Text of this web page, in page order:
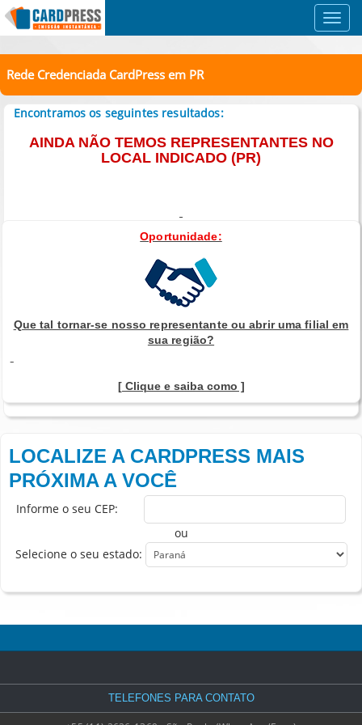
Rede Credenciada CardPress em PR
Encontramos os seguintes resultados:
AINDA NÃO TEMOS REPRESENTANTES NO
LOCAL INDICADO (PR)
Oportunidade:
Que tal tornar-se nosso representante ou abrir uma filial em
sua região?
[ Clique e saiba como ]
LOCALIZE A CARDPRESS MAIS
PRÓXIMA A VOCÊ
Informe o seu CEP:
ou
Selecione o seu estado:
TELEFONES PARA CONTATO